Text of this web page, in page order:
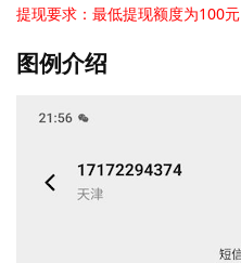
提现要求：最低提现额度为100元
图例介绍